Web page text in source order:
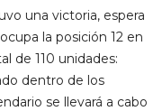
una victoria, espera
la posición 12 en
de 110 unidades:
dentro de los
se llevará a cabo